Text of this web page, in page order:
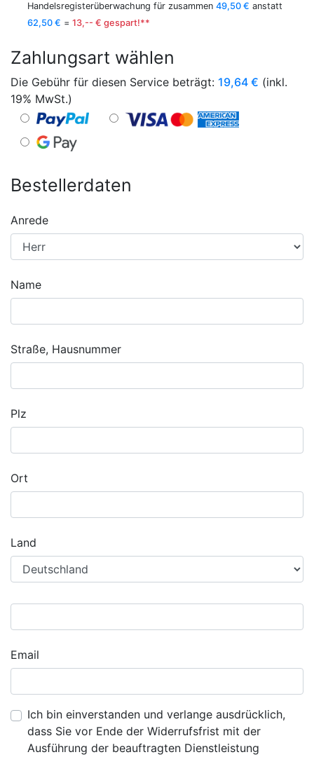
Handelsregisterüberwachung für zusammen 49,50 € anstatt
62,50 € = 13,-- € gespart!**
Zahlungsart wählen
Die Gebühr für diesen Service beträgt: 19,64 € (inkl.
19% MwSt.)
Bestellerdaten
Anrede
Name
Straße, Hausnummer
Plz
Ort
Land
Email
Ich bin einverstanden und verlange ausdrücklich,
dass Sie vor Ende der Widerrufsfrist mit der
Ausführung der beauftragten Dienstleistung